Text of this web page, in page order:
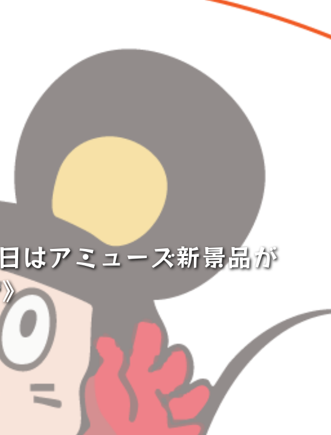
アミューズ新景品が